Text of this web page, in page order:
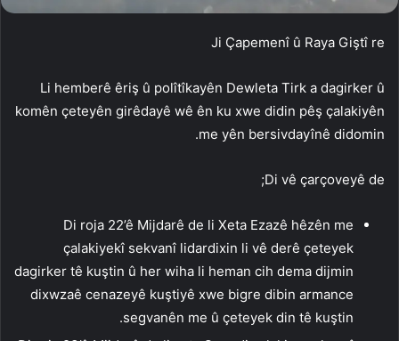
Ji Çapemenî û Raya Giştî re
Li hemberê êriş û polîtîkayên Dewleta Tirk a dagirker û
komên çeteyên girêdayê wê ên ku xwe didin pêş çalakiyên
me yên bersivdayînê didomin.
Di vê çarçoveyê de;
Di roja 22’ê Mijdarê de li Xeta Ezazê hêzên me
çalakiyekî sekvanî lidardixin li vê derê çeteyek
dagirker tê kuştin û her wiha li heman cih dema dijmin
dixwzaê cenazeyê kuştiyê xwe bigre dibin armance
segvanên me û çeteyek din tê kuştin.